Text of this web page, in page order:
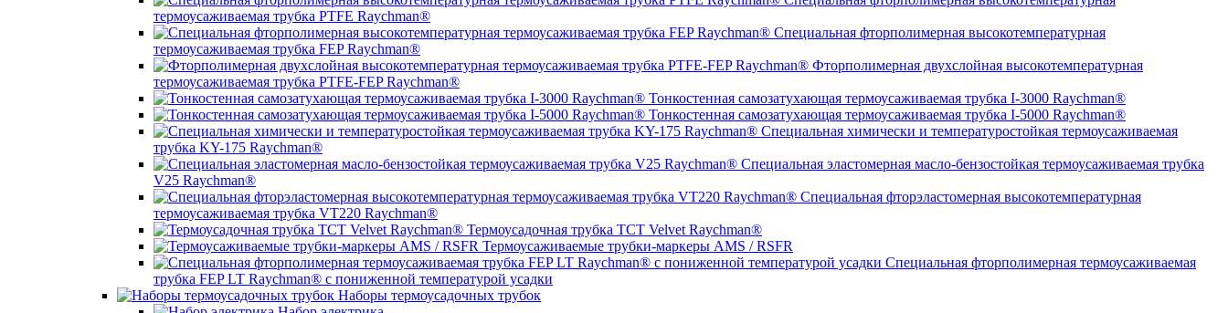
термоусаживаемая трубка PTFE Raychman®
Специальная фторполимерная высокотемпературная
термоусаживаемая трубка FEP Raychman®
Фторполимерная двухслойная высокотемпературная
термоусаживаемая трубка PTFE-FEP Raychman®
Тонкостенная самозатухающая термоусаживаемая трубка I-3000 Raychman®
Тонкостенная самозатухающая термоусаживаемая трубка I-5000 Raychman®
Специальная химически и температуростойкая термоусаживаемая
трубка KY-175 Raychman®
Специальная эластомерная масло-бензостойкая термоусаживаемая трубка
V25 Raychman®
Специальная фторэластомерная высокотемпературная
термоусаживаемая трубка VT220 Raychman®
Термоусадочная трубка TCT Velvet Raychman®
Термоусаживаемые трубки-маркеры AMS / RSFR
Специальная фторполимерная термоусаживаемая
трубка FEP LT Raychman® с пониженной температурой усадки
Наборы термоусадочных трубок